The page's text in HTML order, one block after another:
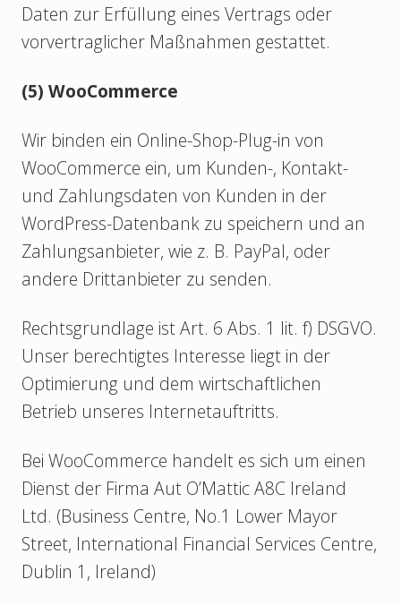
Daten zur Erfüllung eines Vertrags oder
vorvertraglicher Maßnahmen gestattet.
(5) WooCommerce
Wir binden ein Online-Shop-Plug-in von
WooCommerce ein, um Kunden-, Kontakt-
und Zahlungsdaten von Kunden in der
WordPress-Datenbank zu speichern und an
Zahlungsanbieter, wie z. B. PayPal, oder
andere Drittanbieter zu senden.
Rechtsgrundlage ist Art. 6 Abs. 1 lit. f) DSGVO.
Unser berechtigtes Interesse liegt in der
Optimierung und dem wirtschaftlichen
Betrieb unseres Internetauftritts.
Bei WooCommerce handelt es sich um einen
Dienst der Firma Aut O’Mattic A8C Ireland
Ltd. (Business Centre, No.1 Lower Mayor
Street, International Financial Services Centre,
Dublin 1, Ireland)